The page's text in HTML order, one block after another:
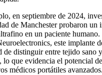
en septiembre de 2024,
de Manchester probaron un
en un paciente
este implante
de distinguir entre tejido sano
lo que evidencia el potencial
médicos portátiles avanzados.